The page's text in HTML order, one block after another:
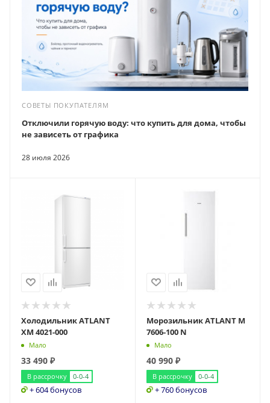
СОВЕТЫ ПОКУПАТЕЛЯМ
28 июля 2026
Отключили горячую воду: что купить для дома, чтобы
не зависеть от графика
Холодильник ATLANT
ХМ 4021-000
Мало
33 490 ₽
В рассрочку 0-0-4
+ 604 бонусов
Морозильник ATLANT М
7606-100 N
Мало
40 990₽
В рассрочку 0-0-4
+ 760 бонусов